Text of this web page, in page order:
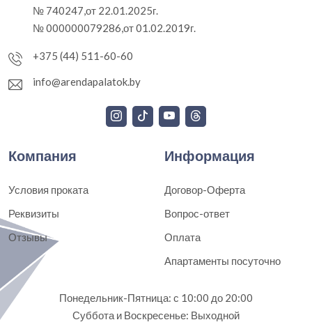
№ 740247,от 22.01.2025г.
№ 000000079286,от 01.02.2019г.
+375 (44) 511-60-60
info@arendapalatok.by
Компания
Условия проката
Реквизиты
Отзывы
Информация
Договор-Оферта
Вопрос-ответ
Оплата
Апартаменты посуточно
Понедельник-Пятница: с 10:00 до 20:00
Суббота и Воскресенье: Выходной